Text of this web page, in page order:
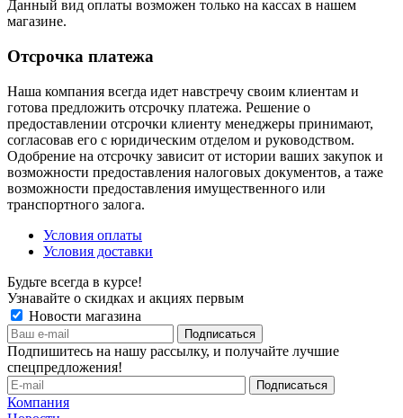
Данный вид оплаты возможен только на кассах в нашем
магазине.
Отсрочка платежа
Наша компания всегда идет навстречу своим клиентам и
готова предложить отсрочку платежа. Решение о
предоставлении отсрочки клиенту менеджеры принимают,
согласовав его с юридическим отделом и руководством.
Одобрение на отсрочку зависит от истории ваших закупок и
возможности предоставления налоговых документов, а таже
возможности предоставления имущественного или
транспортного залога.
Условия оплаты
Условия доставки
Будьте всегда в курсе!
Узнавайте о скидках и акциях первым
Новости магазина
Подпишитесь на нашу рассылку, и получайте лучшие
спецпредложения!
Компания